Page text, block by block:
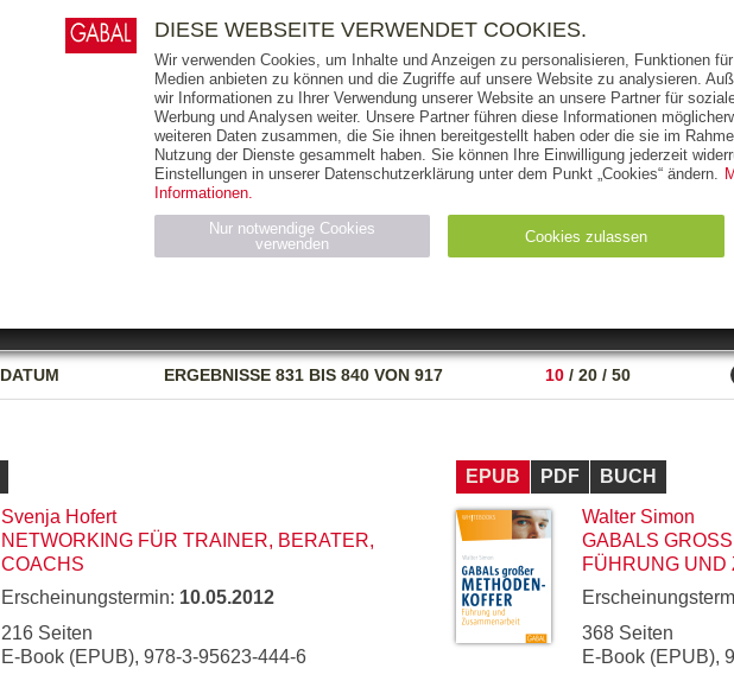
AUSGABEART AUS DER REIHE
DATUM ERGEBNISSE831 BIS 840 VON 917 10 / 20 / 50
Svenja Hofert
NETWORKING FÜR TRAINER, BERATER,
COACHS
Erscheinungstermin: 10.05.2012
216 Seiten
E-Book (EPUB), 978-3-95623-444-6
EPUB PDF
BUCH
Walter Simon
GABALS
ÜHRUNG UND
368 Seiten
E-Book (EPUB),
E-BOOKS AUDIO-CDS MP3 NON-BOOKS
THEMEN AUTOREN VERLAG
RIGHTS PRESSE HANDEL FÜR UNTERNEHMEN
DIESE WEBSEITE VERWENDET COOKIES.
Wir verwenden Cookies, um Inhalte und Anzeigen zu personalisieren, Funktionen
Medien anbieten zu können und die Zugriffe auf unsere Website zu analysieren.
wir Informationen zu Ihrer Verwendung unserer Website an unsere Partner für
Werbung und Analysen weiter. Unsere Partner führen diese Informationen
weiteren Daten zusammen, die Sie ihnen bereitgestellt haben oder die sie im
Nutzung der Dienste gesammelt haben. Sie können Ihre Einwilligung jederzeit
Einstellungen in unserer Datenschutzerklärung unter dem Punkt „Cookies“ ändern.
Informationen.
Nur notwendige Cookies
verwenden
Cookies zulassen
Name Anbieter Zweck
CMS_SESSION_ID
gabal-
Wird für die Speicherung der Benutzer-Session verwendet